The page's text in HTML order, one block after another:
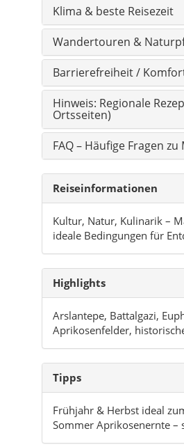
Klima & beste Reisezeit
Wandertouren &
Barrierefreiheit /
Hinweis: Regionale
Ortsseiten)
FAQ – Häufige Fragen zu
Reiseinformationen
Kultur, Natur, Kulinarik –
ideale Bedingungen für
Highlights
Arslantepe, Battalgazi,
Aprikosenfelder,
Tipps
Frühjahr & Herbst ideal
Sommer Aprikosenernte –